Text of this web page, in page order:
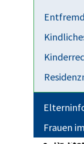
Frauen
Der
Trennung
finden.